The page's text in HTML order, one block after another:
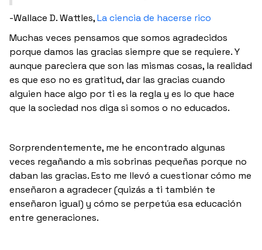
-Wallace D. Wattles,La ciencia de hacerse rico
Muchas veces pensamos que somos agradecidos
porque damos las gracias siempre que se requiere. Y
aunque pareciera que son las mismas cosas, la realidad
es que eso no es gratitud, dar las gracias cuando
alguien hace algo por ti es la regla y es lo que hace
que la sociedad nos diga si somos o no educados.
Sorprendentemente, me he encontrado algunas
veces regañando a mis sobrinas pequeñas porque no
daban las gracias. Esto me llevó a cuestionar cómo me
enseñaron a agradecer (quizás a ti también te
enseñaron igual) y cómo se perpetúa esa educación
entre generaciones.